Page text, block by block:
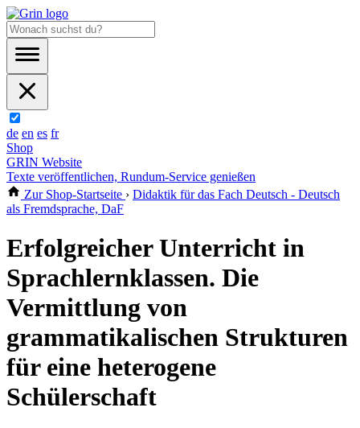
de en es fr
Shop
GRIN Website
Texte veröffentlichen, Rundum-Service genießen
Zur Shop-Startseite › Didaktik für das Fach Deutsch - Deutsch
als Fremdsprache, DaF
Erfolgreicher Unterricht in
Sprachlernklassen. Die
Vermittlung von
grammatikalischen Strukturen
für eine heterogene
Schülerschaft